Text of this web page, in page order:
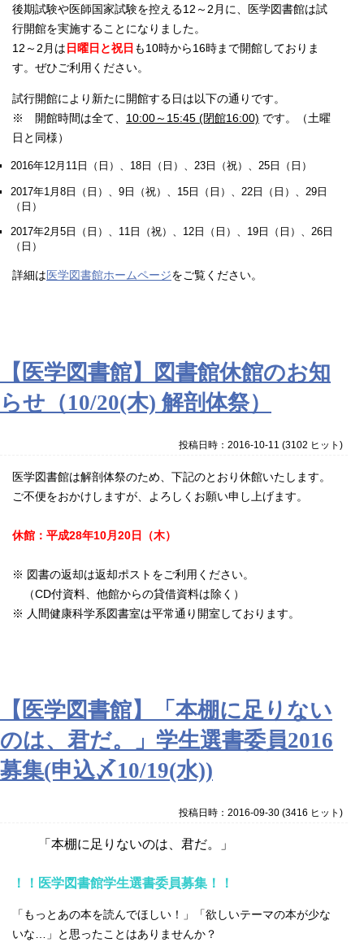
後期試験や医師国家試験を控える12～2月に、医学図書館は試
行開館を実施することになりました。
12～2月は 日曜日と祝日 も10時から16時まで開館しておりま
す。ぜひご利用ください。
試行開館により新たに開館する日は以下の通りです。
※ 開館時間は全て、 10:00～15:45 (閉館16:00) です。（土曜
日と同様）
2016年12月11日（日）、18日（日）、23日（祝）、25日（日）
2017年1月8日（日）、9日（祝）、15日（日）、22日（日）、29日
（日）
2017年2月5日（日）、11日（祝）、12日（日）、19日（日）、26日
（日）
詳細は医学図書館ホームページをご覧ください。
【医学図書館】図書館休館のお知
らせ（10/20(木) 解剖体祭）
投稿日時：2016-10-11 (3102 ヒット )
医学図書館は解剖体祭のため、下記のとおり休館いたします。
ご不便をおかけしますが、よろしくお願い申し上げます。
休館：平成28年10月20日（木）
※ 図書の返却は返却ポストをご利用ください。
（CD付資料、他館からの貸借資料は除く）
※ 人間健康科学系図書室は平常通り開室しております。
【医学図書館】「本棚に足りない
のは、君だ。」学生選書委員2016
募集(申込〆10/19(水))
投稿日時：2016-09-30(3416 ヒット )
「本棚に足りないのは、君だ。」
！！医学図書館学生選書委員募集！！
「もっとあの本を読んでほしい！」「欲しいテーマの本が少な
いな…」と思ったことはありませんか？